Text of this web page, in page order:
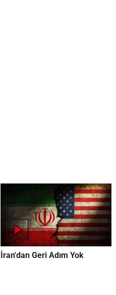
İran'dan Geri Adım Yok